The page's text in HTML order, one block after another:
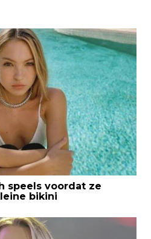
speels voordat ze
bikini